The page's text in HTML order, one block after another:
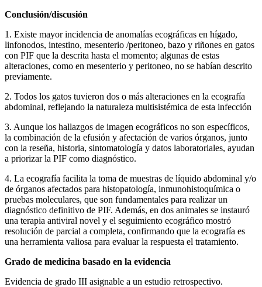
Conclusión/discusión
1. Existe mayor incidencia de anomalías ecográficas en hígado,
linfonodos, intestino, mesenterio /peritoneo, bazo y riñones en gatos
con PIF que la descrita hasta el momento; algunas de estas
alteraciones, como en mesenterio y peritoneo, no se habían descrito
previamente.
2. Todos los gatos tuvieron dos o más alteraciones en la ecografía
abdominal, reflejando la naturaleza multisistémica de esta infección
3. Aunque los hallazgos de imagen ecográficos no son específicos,
la combinación de la efusión y afectación de varios órganos, junto
con la reseña, historia, sintomatología y datos laboratoriales, ayudan
a priorizar la PIF como diagnóstico.
4. La ecografía facilita la toma de muestras de líquido abdominal y/o
de órganos afectados para histopatología, inmunohistoquímica o
pruebas moleculares, que son fundamentales para realizar un
diagnóstico definitivo de PIF. Además, en dos animales se instauró
una terapia antiviral novel y el seguimiento ecográfico mostró
resolución de parcial a completa, confirmando que la ecografía es
una herramienta valiosa para evaluar la respuesta el tratamiento.
Grado de medicina basado en la evidencia
Evidencia de grado III asignable a un estudio retrospectivo.